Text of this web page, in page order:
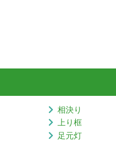
相決り
上り框
足元灯